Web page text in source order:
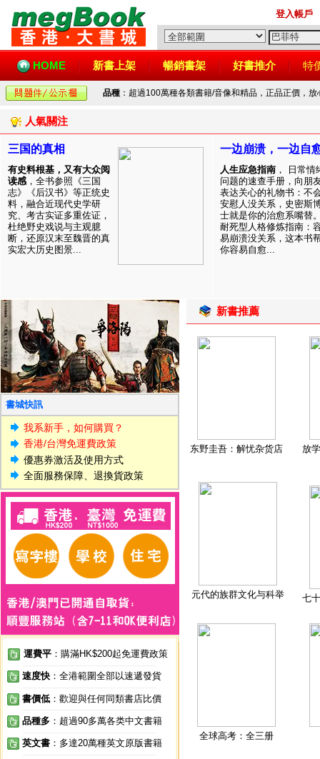
登入帳戶
HOME 新書上架 暢銷書架 好書推介 特
品種 ：超過100萬種各類書籍/音像和精品，正品正價，
人氣關注
三国的真相
有史料根基，又有大众阅
读感 ，全书参照《三国
志》《后汉书》等正统史
料，融合近现代史学研
究、考古实证多重佐证，
杜绝野史戏说与主观臆
断，还原汉末至魏晋的真
实宏大历史图景...
一边崩溃，一边自
人生应急指南 ， 日常情
问题的速查手册，向朋
表达关心的礼物书：不
安慰人没关系，史密斯
士就是你的治愈系嘴替
耐死型人格修炼指南：
易崩溃没关系，这本书
你容易自愈...
書城快訊
我系新手，如何購買？
香港/台灣免運費政策
優惠券激活及使用方式
全面服務保障、退換貨政策
運費平 ：購滿HK$200起免運費政策
速度快 ：全港範圍全部以速遞發貨
書價低 ：歡迎與任何同類書店比價
品種多 ：超過90多萬各类中文書籍
英文書 ：多達20萬種英文原版書籍
新書推薦
东野圭吾：解忧杂货店 放
元代的族群文化与科举 七
全球高考：全三册